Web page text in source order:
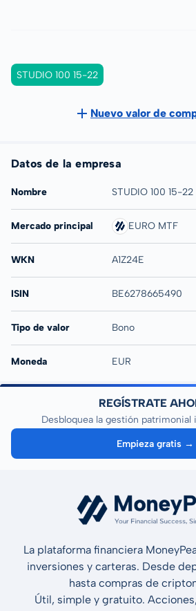
STUDIO 100 15-22
Nuevo valor de
Datos de la empresa
Nombre STUDIO 100 15-22
Mercado principal EURO MTF
WKN A1Z24E
ISIN BE6278665490
Tipo de valor Bono
Moneda EUR
REGÍSTRATE
Desbloquea la gestión patrimonial
Empieza gratis →
La plataforma financiera
inversiones y carteras. Desde
hasta compras de
Útil, simple y gratuito. Acciones,